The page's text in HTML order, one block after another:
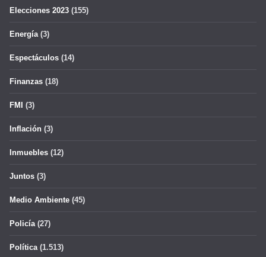
Elecciones 2023 (155)
Energía(3)
Espectáculos (14)
Finanzas (18)
FMI (3)
Inflación (3)
Inmuebles (12)
Juntos (3)
Medio Ambiente (45)
Policía(27)
Política(1.513)